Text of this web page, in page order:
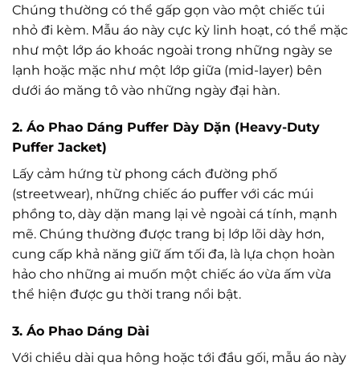
Chúng thường có thể gấp gọn vào một chiếc túi
nhỏ đi kèm. Mẫu áo này cực kỳ linh hoạt, có thể mặc
như một lớp áo khoác ngoài trong những ngày se
lạnh hoặc mặc như một lớp giữa (mid-layer) bên
dưới áo măng tô vào những ngày đại hàn.
2. Áo Phao Dáng Puffer Dày Dặn (Heavy-Duty
Puffer Jacket)
Lấy cảm hứng từ phong cách đường phố
(streetwear), những chiếc áo puffer với các múi
phồng to, dày dặn mang lại vẻ ngoài cá tính, mạnh
mẽ. Chúng thường được trang bị lớp lõi dày hơn,
cung cấp khả năng giữ ấm tối đa, là lựa chọn hoàn
hảo cho những ai muốn một chiếc áo vừa ấm vừa
thể hiện được gu thời trang nổi bật.
3. Áo Phao Dáng Dài
Với chiều dài qua hông hoặc tới đầu gối, mẫu áo này